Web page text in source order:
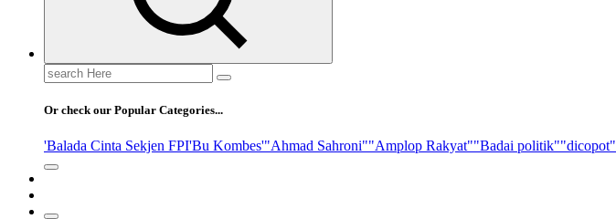
Search
for:
Or check our Popular Categories...
'Balada Cinta Sekjen FPI'Bu Kombes'"Ahmad Sahroni""Amplop Rakyat""Badai politik""dicopot"